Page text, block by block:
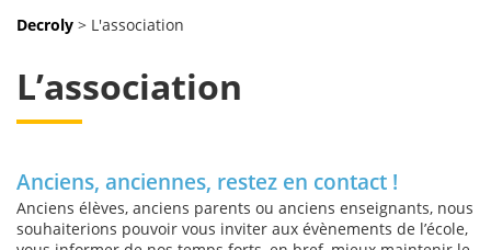
Decroly > L'association
L’association
Anciens, anciennes, restez en contact !
Anciens élèves, anciens parents ou anciens enseignants, nous
souhaiterions pouvoir vous inviter aux évènements de l’école,